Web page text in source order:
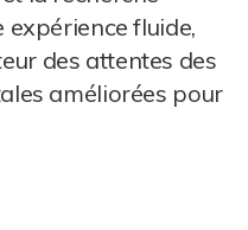
expérience fluide,
des attentes des
améliorées pour